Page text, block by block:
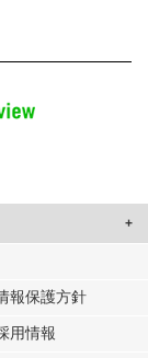
ンテンツや広告の
ています。
供した他の情報や、
報保護方針
用情報